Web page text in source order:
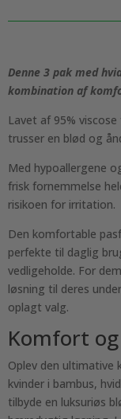
Denne 3 pak med
kombination af
Lavet af 95%
trusser en blød og
Med hypoallergene
frisk fornemmelse
risikoen for irritation.
Den komfortable
perfekte til daglig
vedligeholde. For
løsning til deres
oplagt valg.
Komfort
Oplev den ultimative
kvinder i bambus,
tilbyde en luksuriøs